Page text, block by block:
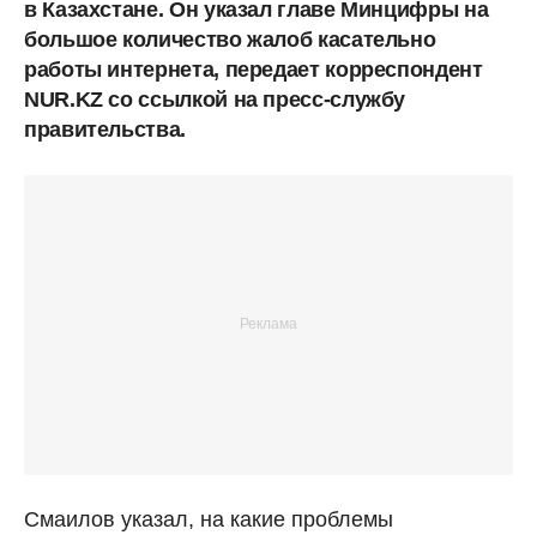
в Казахстане. Он указал главе Минцифры на
большое количество жалоб касательно
работы интернета, передает корреспондент
NUR.KZ со ссылкой на пресс-службу
правительства.
Смаилов указал, на какие проблемы